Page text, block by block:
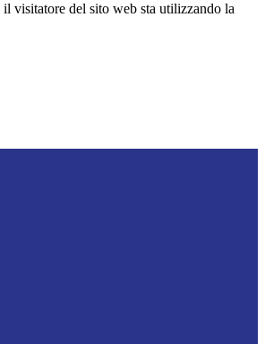
visitatore del sito web sta utilizzando la